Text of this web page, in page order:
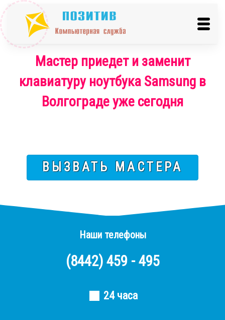
Мастер приедет и заменит
клавиатуру ноутбука Samsung в
Волгограде уже сегодня
ВЫЗВАТЬ МАСТЕРА
Наши телефоны
(8442) 459 - 495
24 часа